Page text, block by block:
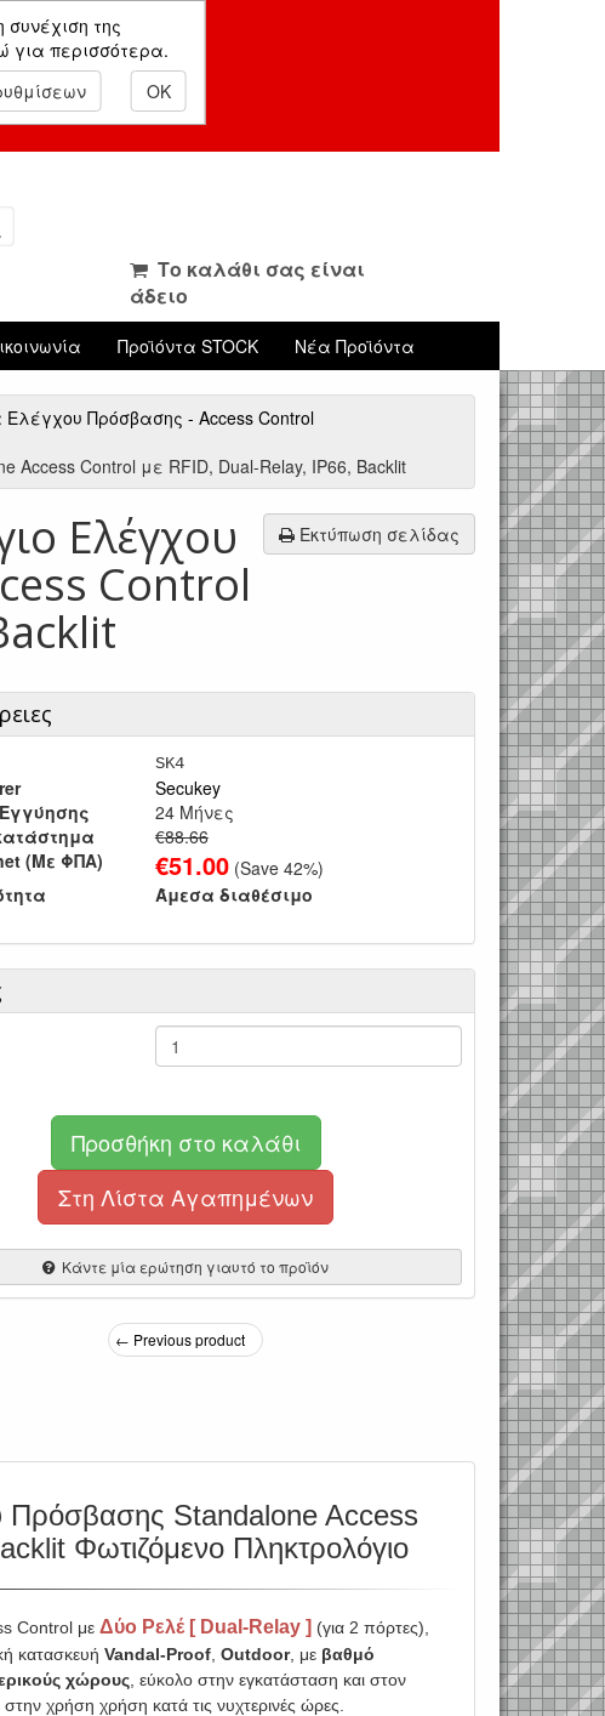
συνέχιση της
για περισσότερα.
OK
Το καλάθι σας είναι
άδειο
Προϊόντα STOCK Νέα Προϊόντα
Πρόσβασης - Access Control
Control με RFID, Dual-Relay, IP66, Backlit
Εκτύπωση σελίδας
Ελέγχου
Control
SK4
Secukey
24 Μήνες
€88.66
(Με ΦΠΑ)
€51.00(Save 42%)
Άμεσα διαθέσιμο
Προσθήκη στο καλάθι
Στη Λίστα Αγαπημένων
Κάντε μία ερώτηση γιαυτό το προϊόν
← Previous product
Πρόσβασης Standalone Access
Φωτιζόμενο Πληκτρολόγιο
Control με Δύο Ρελέ [ Dual-Relay ] (για 2 πόρτες),
κατασκευή Vandal-Proof Outdoor, με βαθμό
χώρους , εύκολο στην εγκατάσταση και στον
στην χρήση χρήση κατά τις νυχτερινές ώρες.